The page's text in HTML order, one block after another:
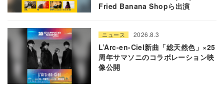
Fried Banana Shopら出演
ニュース 2026.8.3
L’Arc-en-Ciel新曲「総天然色」×25
周年サマソニのコラボレーション映
像公開